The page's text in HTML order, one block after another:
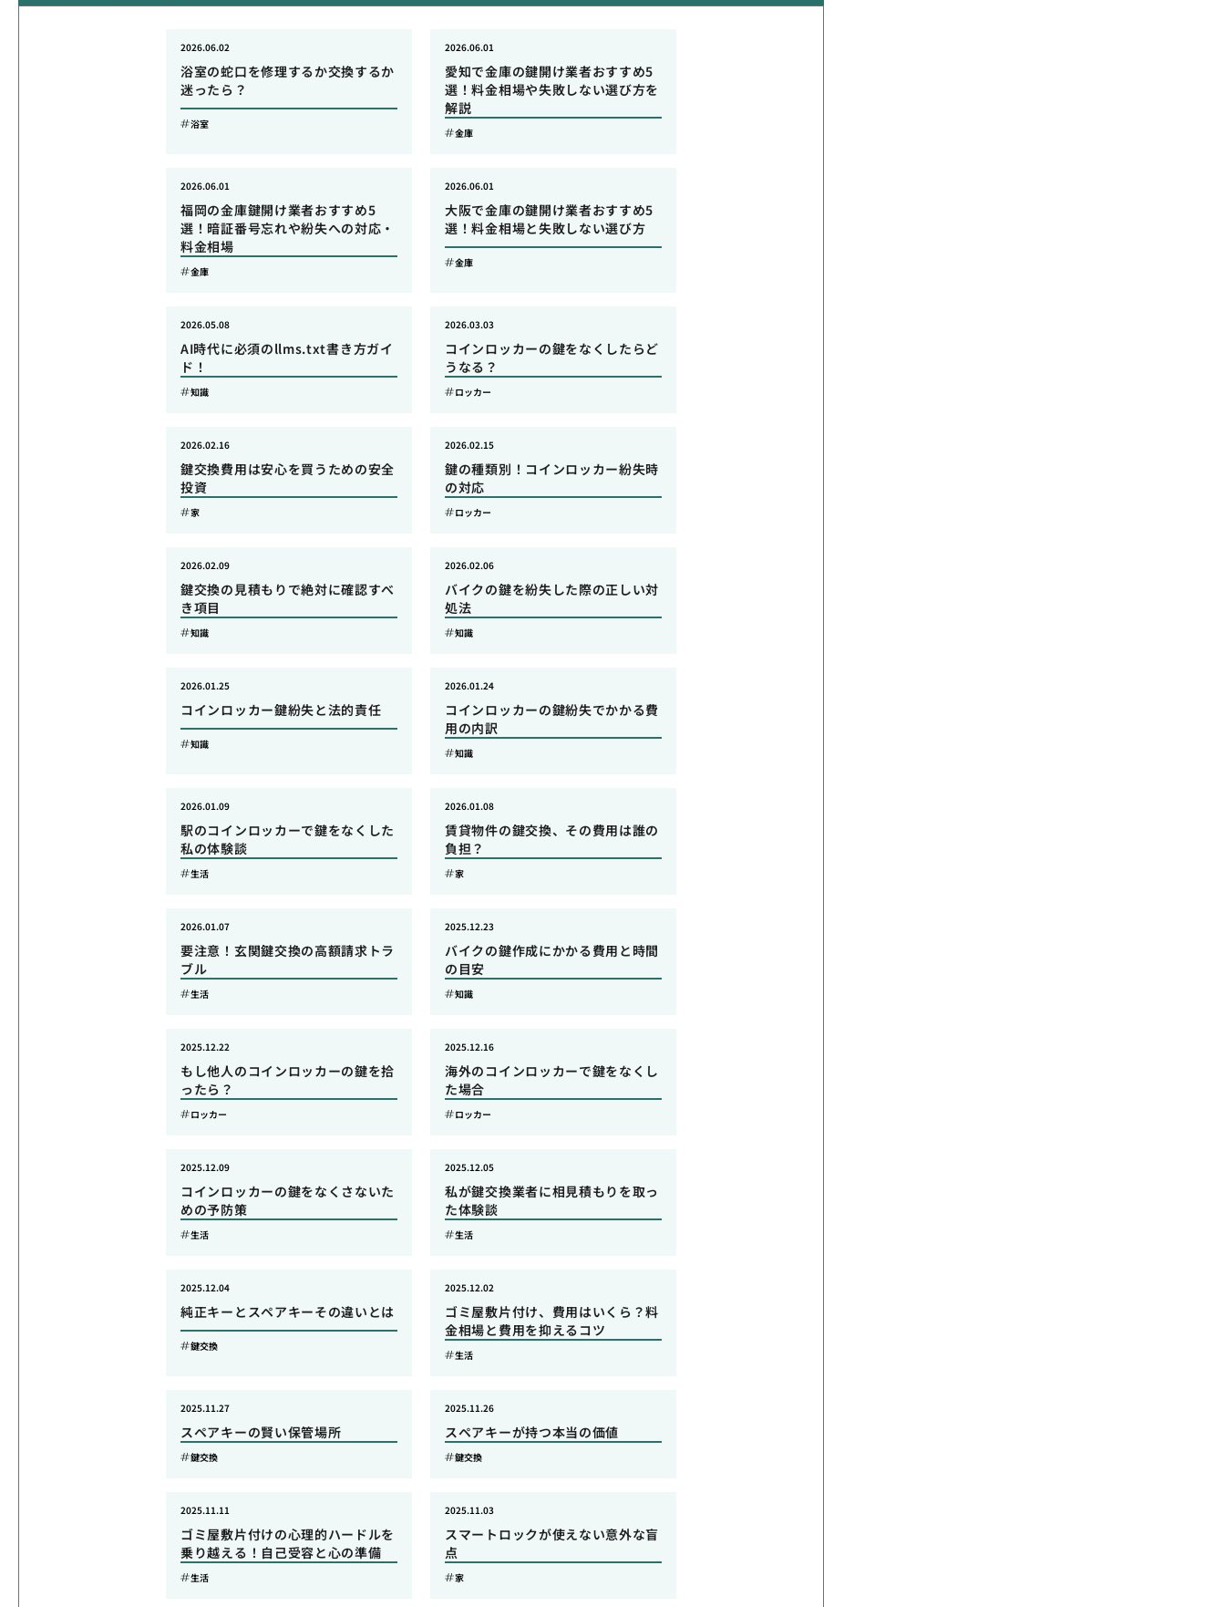
浴室の蛇口を修理するか交換するか
迷ったら？
2026.06.02
浴室
愛知で金庫の鍵開け業者おすすめ5
選！料金相場や失敗しない選び方を
解説
2026.06.01
金庫
福岡の金庫鍵開け業者おすすめ5
選！暗証番号忘れや紛失への対応・
料金相場
2026.06.01
金庫
大阪で金庫の鍵開け業者おすすめ5
選！料金相場と失敗しない選び方
2026.06.01
金庫
AI時代に必須のllms.txt書き方ガイ
ド！
2026.05.08
知識
コインロッカーの鍵をなくしたらど
うなる？
2026.03.03
ロッカー
鍵交換費用は安心を買うための安全
投資
2026.02.16
家
鍵の種類別！コインロッカー紛失時
の対応
2026.02.15
ロッカー
鍵交換の見積もりで絶対に確認すべ
き項目
2026.02.09
知識
バイクの鍵を紛失した際の正しい対
処法
2026.02.06
知識
コインロッカー鍵紛失と法的責任
2026.01.25
知識
コインロッカーの鍵紛失でかかる費
用の内訳
2026.01.24
知識
駅のコインロッカーで鍵をなくした
私の体験談
2026.01.09
生活
賃貸物件の鍵交換、その費用は誰の
負担？
2026.01.08
家
要注意！玄関鍵交換の高額請求トラ
ブル
2026.01.07
生活
バイクの鍵作成にかかる費用と時間
の目安
2025.12.23
知識
もし他人のコインロッカーの鍵を拾
ったら？
2025.12.22
ロッカー
海外のコインロッカーで鍵をなくし
た場合
2025.12.16
ロッカー
コインロッカーの鍵をなくさないた
めの予防策
2025.12.09
生活
私が鍵交換業者に相見積もりを取っ
た体験談
2025.12.05
生活
純正キーとスペアキーその違いとは
2025.12.04
鍵交換
ゴミ屋敷片付け、費用はいくら？料
金相場と費用を抑えるコツ
2025.12.02
生活
スペアキーの賢い保管場所
2025.11.27
鍵交換
スペアキーが持つ本当の価値
2025.11.26
鍵交換
ゴミ屋敷片付けの心理的ハードルを
乗り越える！自己受容と心の準備
2025.11.11
生活
スマートロックが使えない意外な盲
点
2025.11.03
家